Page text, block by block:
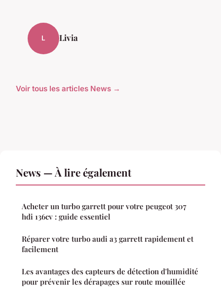
L Livia
Voir tous les articles News →
News — À lire également
Acheter un turbo garrett pour votre peugeot 307
hdi 136cv : guide essentiel
Réparer votre turbo audi a3 garrett rapidement et
facilement
Les avantages des capteurs de détection d'humidité
pour prévenir les dérapages sur route mouillée